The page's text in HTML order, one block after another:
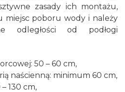
zasady ich montażu,
miejsc poboru wody i należy
odległości od podłogi
50 – 60 cm,
naścienną: minimum 60 cm,
130 cm,